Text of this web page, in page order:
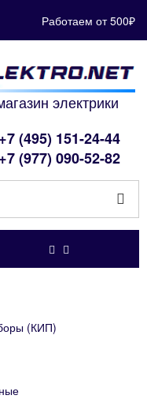
Работаем от 500₽
электрики
+7 (495) 151-24-44
+7 (977) 090-52-82
(КИП)